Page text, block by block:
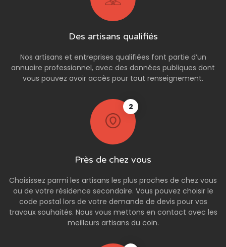
Des artisans qualifiés
Nos artisans et entreprises qualifiées font partie d’un
annuaire professionnel, avec des données publiques dont
vous pouvez avoir accès pour tout renseignement.
2
Près de chez vous
Choisissez parmi les artisans les plus proches de chez vous
ou de votre résidence secondaire. Vous pouvez choisir le
code postal lors de votre demande de devis pour vos
travaux souhaités. Nous vous mettons en contact avec les
meilleurs artisans du coin.